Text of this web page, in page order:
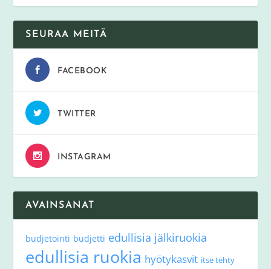
SEURAA MEITÄ
FACEBOOK
TWITTER
INSTAGRAM
AVAINSANAT
budjetointi budjetti edullisia jälkiruokia
edullisia ruokia hyötykasvit itse tehty